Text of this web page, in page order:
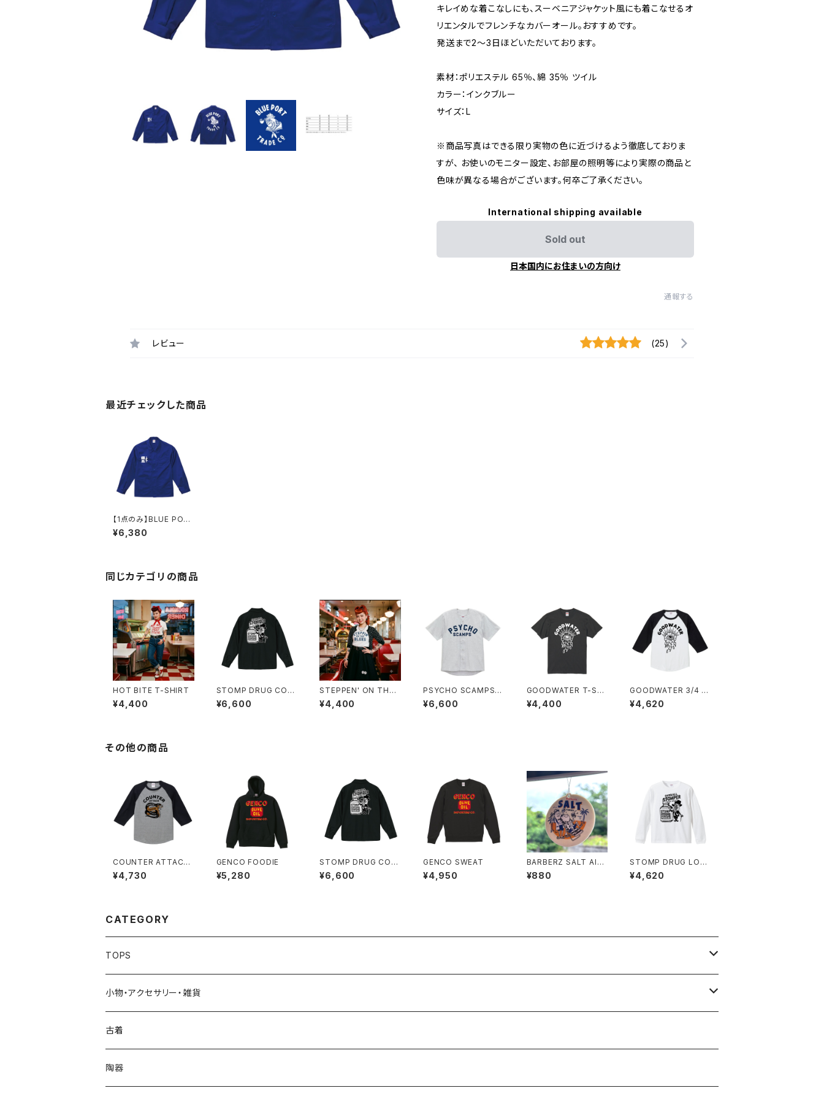
キレイめな着こなしにも、スーベニアジャケット風にも着こなせるオ
リエンタルでフレンチなカバーオール。おすすめです。
発送まで2〜3日ほどいただいております。
素材：ポリエステル 65％、綿 35％ ツイル
カラー：インクブルー
サイズ：L
※商品写真はできる限り実物の色に近づけるよう徹底しておりま
すが、 お使いのモニター設定、お部屋の照明等により実際の商品と
色味が異なる場合がございます。何卒ご了承ください。
International shipping available
Sold out
日本国内にお住まいの方向け
通報する
レビュー (25)
最近チェックした商品
【1点のみ】BLUE POR
T FRENCH COVER A
LL（INK BLUE）
¥6,380
同じカテゴリの商品
HOT BITE T-SHIRT
¥4,400
STOMP DRUG COA
CH JACKET
¥6,600
STEPPEN' ON THE
BLUES T-SHIRT
¥4,400
PSYCHO SCAMPS -
BASE BALL SHIRT（L
size）
¥6,600
GOODWATER T-SHI
RT
¥4,400
GOODWATER 3/4 sl
eeve raglan T-SHIR
T
¥4,620
その他の商品
COUNTER ATTACK
3/4 SLEEVE
¥4,730
GENCO FOODIE
¥5,280
STOMP DRUG COA
CH JACKET
¥6,600
GENCO SWEAT
¥4,950
BARBERZ SALT AIR
FRESHENER
¥880
STOMP DRUG LON
G SLEEVE T-SHIRT
¥4,620
CATEGORY
TOPS
Tシャツ
ガールズ
キッズ
スウェット/フーディ
シャツ
小物・アクセサリー・雑貨
ポマード
古着
陶器